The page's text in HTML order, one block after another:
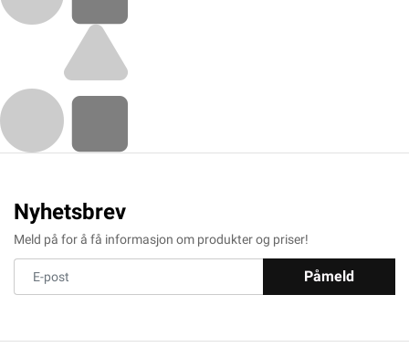
Nyhetsbrev
Meld på for å få informasjon om produkter og priser!
Påmeld